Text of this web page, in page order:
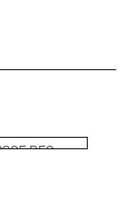
DES